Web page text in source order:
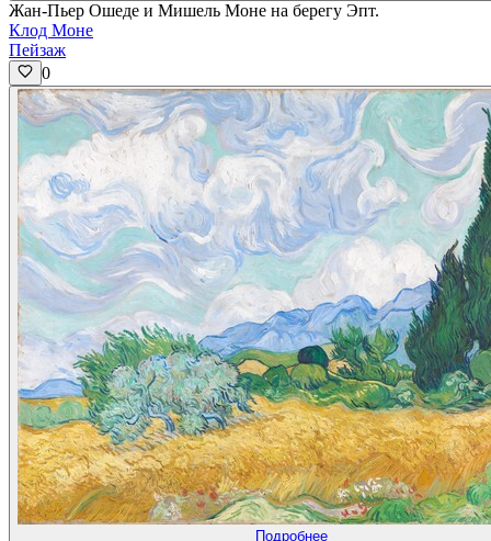
Жан-Пьер Ошеде и Мишель Моне на берегу Эпт.
Клод Моне
Пейзаж
0
Подробнее